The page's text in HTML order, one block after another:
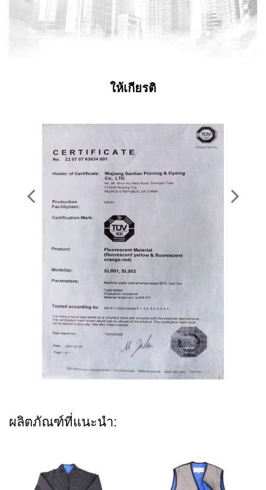
ให้เกียรติ
ผลิตภัณฑ์ที่แนะนำ: